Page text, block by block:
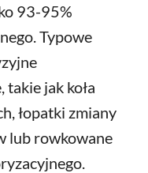
93-95%
Typowe
takie jak koła
łopatki zmiany
lub rowkowane